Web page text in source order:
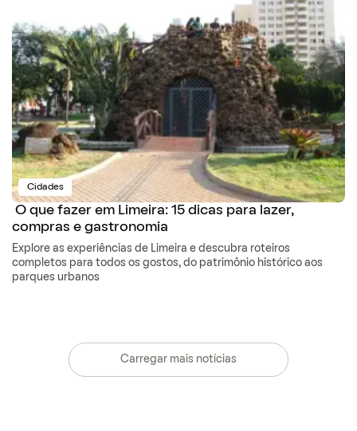
Cidades
O que fazer em Limeira: 15 dicas para lazer,
compras e gastronomia
Explore as experiências de Limeira e descubra roteiros
completos para todos os gostos, do patrimônio histórico aos
parques urbanos
Carregar mais notícias